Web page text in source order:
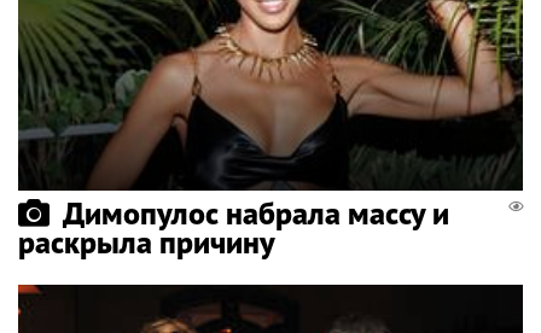
Димопулос набрала массу и
раскрыла причину